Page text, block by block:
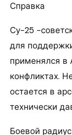
Справка
Су-25 -
для
применялся в
конфликтах.
остается в
технически
Боевой